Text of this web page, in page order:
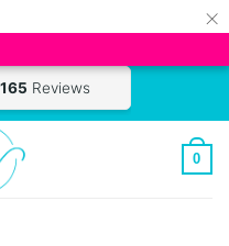
×
0